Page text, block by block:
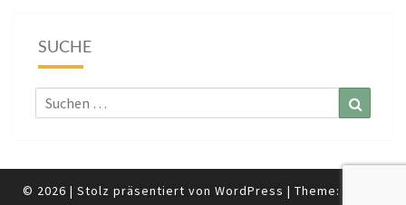
SUCHE
Suchen
nach:
© 2026 | Stolz präsentiert von WordPress | Theme: